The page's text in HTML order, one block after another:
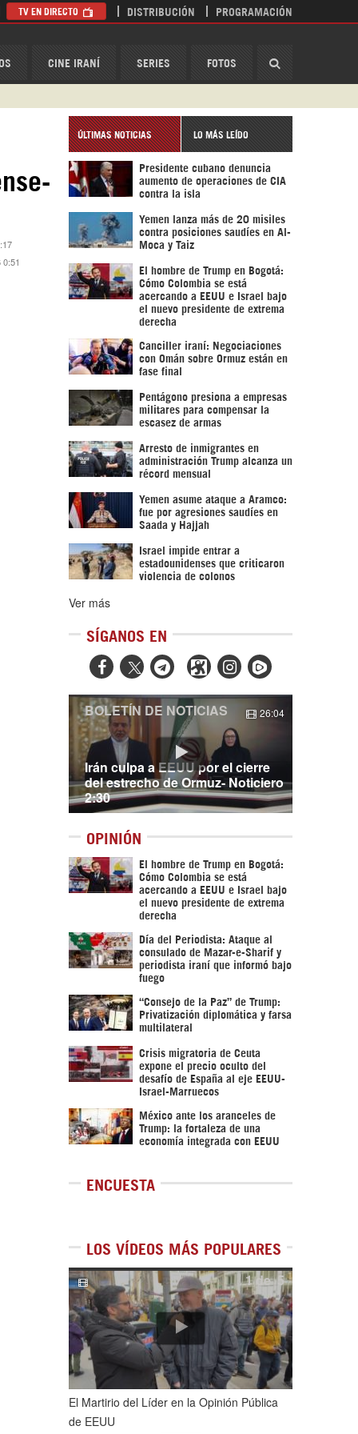
CINE IRANÍ SERIES FOTOS
TV EN DIRECTO DISTRIBUCIÓN PROGRAMACIÓN
ÚLTIMAS NOTICIAS LO MÁS LEÍDO
Presidente cubano denuncia
aumento de operaciones de CIA
contra la isla
Yemen lanza más de 20 misiles
contra posiciones saudíes en Al-
Moca y Taiz
El hombre de Trump en Bogotá:
Cómo Colombia se está
acercando a EEUU e Israel bajo
el nuevo presidente de extrema
derecha
Canciller iraní: Negociaciones
con Omán sobre Ormuz están en
fase final
Pentágono presiona a empresas
militares para compensar la
escasez de armas
Arresto de inmigrantes en
administración Trump alcanza un
récord mensual
Yemen asume ataque a Aramco:
fue por agresiones saudíes en
Saada y Hajjah
Israel impide entrar a
estadounidenses que criticaron
violencia de colonos
Ver más
SÍGANOS EN
  
Irán culpa a EEUU por el cierre
del estrecho de Ormuz- Noticiero
2:30
BOLETÍN DE NOTICIAS 26:04
OPINIÓN
El hombre de Trump en Bogotá:
Cómo Colombia se está
acercando a EEUU e Israel bajo
el nuevo presidente de extrema
derecha
Día del Periodista: Ataque al
consulado de Mazar-e-Sharif y
periodista iraní que informó bajo
fuego
“Consejo de la Paz” de Trump:
Privatización diplomática y farsa
multilateral
Crisis migratoria de Ceuta
expone el precio oculto del
desafío de España al eje EEUU-
Israel-Marruecos
México ante los aranceles de
Trump: la fortaleza de una
economía integrada con EEUU
ENCUESTA
LOS VÍDEOS MÁS POPULARES
1de5
El Martirio del Líder en la Opinión Pública
de EEUU